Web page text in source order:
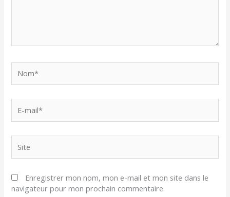
mail*
Enregistrer mon nom, mon e-mail et mon site dans le
navigateur pour mon prochain commentaire.